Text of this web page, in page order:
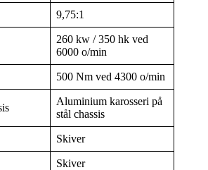
9,75:1
260 kw / 350 hk ved
6000 o/min
500 Nm ved 4300 o/min
Aluminium karosseri på
stål chassis
Skiver
Skiver